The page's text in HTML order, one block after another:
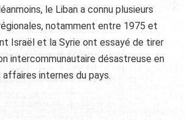
le Liban a connu plusieurs
notamment entre 1975 et
Israël et la Syrie ont essayé de tirer
intercommunautaire désastreuse en
affaires internes du pays.